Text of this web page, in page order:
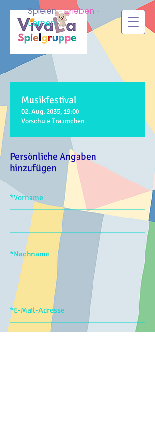
Spielen -Erleben -
Lernen
Persönliche Angaben
hinzufügen
*Vorname
*Nachname
*E-Mail-Adresse
Musikfestival
02. Aug. 2035, 19:00
Vorschule Träumchen